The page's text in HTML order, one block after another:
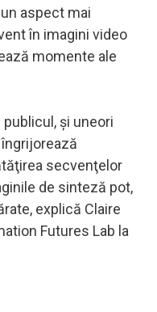
aspect mai
în imagini video
momente ale
şi uneori
secvenţelor
de sinteză pot,
explică Claire
Futures Lab la